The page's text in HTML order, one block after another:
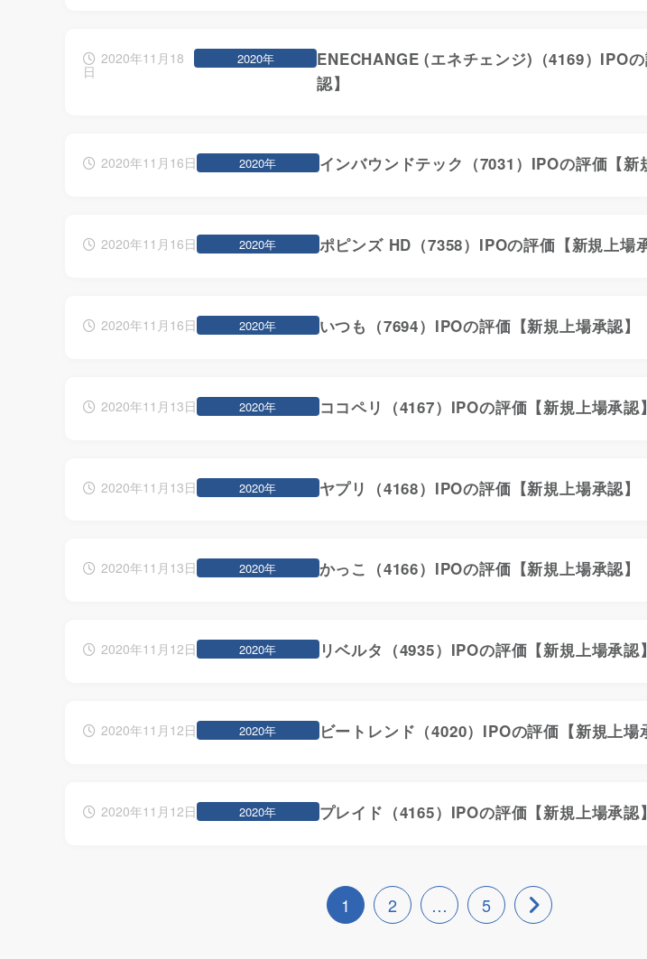
2020年
2020年11月18
日
ENECHANGE (エネチェンジ)（4169）IPO
認】
2020年
2020年11月16日 インバウンドテック（7031）IPOの評価【新
2020年
2020年11月16日 ポピンズ HD（7358）IPOの評価【新規上場承
2020年
2020年11月16日 いつも（7694）IPOの評価【新規上場承認】
2020年
2020年11月13日 ココペリ（4167）IPOの評価【新規上場承認】
2020年
2020年11月13日 ヤプリ（4168）IPOの評価【新規上場承認】
2020年
2020年11月13日 かっこ（4166）IPOの評価【新規上場承認】
2020年
2020年11月12日 リベルタ（4935）IPOの評価【新規上場承認】
2020年
2020年11月12日 ビートレンド（4020）IPOの評価【新規上場
2020年
2020年11月12日 プレイド（4165）IPOの評価【新規上場承認】
1 2 … 5